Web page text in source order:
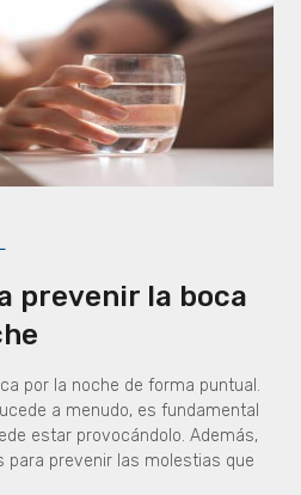
prevenir la boca
por la noche de forma puntual.
a menudo, es fundamental
estar provocándolo. Además,
para prevenir las molestias que